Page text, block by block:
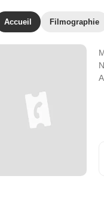
Accueil Filmographie